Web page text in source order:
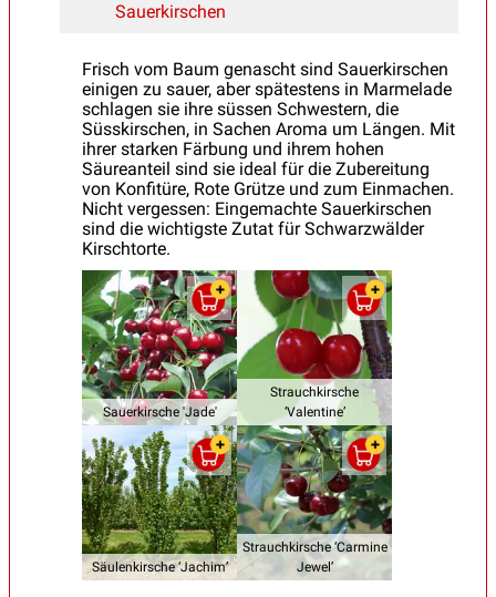
Sauerkirschen
Frisch vom Baum genascht sind Sauerkirschen
einigen zu sauer, aber spätestens in Marmelade
schlagen sie ihre süssen Schwestern, die
Süsskirschen, in Sachen Aroma um Längen. Mit
ihrer starken Färbung und ihrem hohen
Säureanteil sind sie ideal für die Zubereitung
von Konfitüre, Rote Grütze und zum Einmachen.
Nicht vergessen: Eingemachte Sauerkirschen
sind die wichtigste Zutat für Schwarzwälder
Kirschtorte.
Sauerkirsche 'Jade'
Strauchkirsche
‘Valentine’
Säulenkirsche ‘Jachim’
Strauchkirsche ‘Carmine
Jewel’